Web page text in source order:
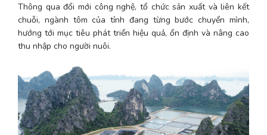
Thông qua đổi mới công nghệ, tổ chức sản xuất và liên kết
chuỗi, ngành tôm của tỉnh đang từng bước chuyển mình,
hướng tới mục tiêu phát triển hiệu quả, ổn định và nâng cao
thu nhập cho người nuôi.